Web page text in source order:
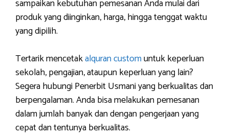
sampaikan kebutuhan pemesanan Anda mulai dari
produk yang diinginkan, harga, hingga tenggat waktu
yang dipilih.
Tertarik mencetakalquran customuntuk keperluan
sekolah, pengajian, ataupun keperluan yang lain?
Segera hubungi Penerbit Usmani yang berkualitas dan
berpengalaman. Anda bisa melakukan pemesanan
dalam jumlah banyak dan dengan pengerjaan yang
cepat dan tentunya berkualitas.